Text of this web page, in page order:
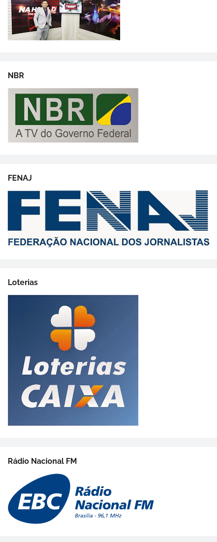
NBR
FENAJ
Loterias
Rádio Nacional FM